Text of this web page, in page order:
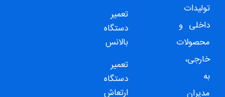
تولیدات
داخلی و
محصولات
خارجی،
به
مدیران
تعمیر
دستگاه
بالانس
تعمیر
دستگاه
ارتعاش